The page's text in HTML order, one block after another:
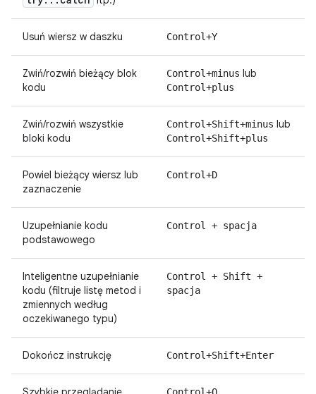
Usuń wiersz w daszku Control+Y
Zwiń/rozwiń bieżący blok
kodu
Control+minus lub
Control+plus
Zwiń/rozwiń wszystkie
bloki kodu
Control+Shift+minus lub
Control+Shift+plus
Powiel bieżący wiersz lub
zaznaczenie
Control+D
Uzupełnianie kodu
podstawowego
Control + spacja
Inteligentne uzupełnianie
kodu (filtruje listę metod i
zmiennych według
oczekiwanego typu)
Control + Shift +
spacja
Dokończ instrukcję Control+Shift+Enter